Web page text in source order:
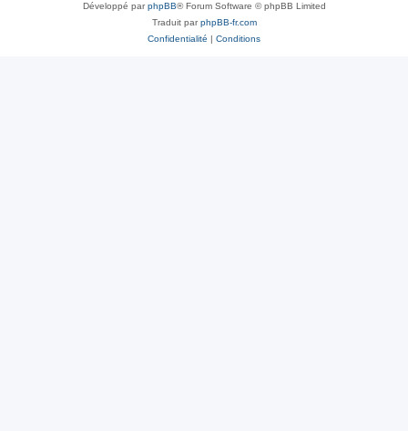
Développé parphpBB® Forum Software © phpBB Limited
Traduit parphpBB-fr.com
Confidentialité | Conditions